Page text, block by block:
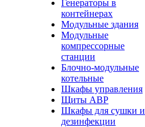
Генераторы в
контейнерах
Модульные здания
Модульные
компрессорные
станции
Блочно-модульные
котельные
Шкафы управления
Щиты АВР
Шкафы для сушки и
дезинфекции